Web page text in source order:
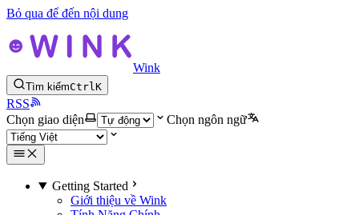
Bỏ qua để đến nội dung
Wink
Tìm kiếmCtrlK
RSS
Chọn giao diện
Chọn ngôn ngữ
Getting Started
Giới thiệu về Wink